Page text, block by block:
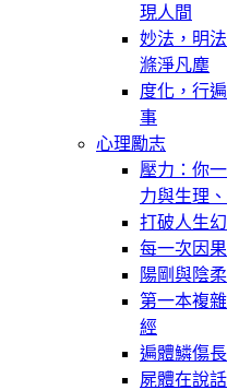
現人間
妙法，明
滌淨凡塵
度化，行
事
心理勵志
壓力：你
力與生理
打破人生
每一次因
陽剛與陰柔
第一本複
經
遍體鱗傷
屍體在說話